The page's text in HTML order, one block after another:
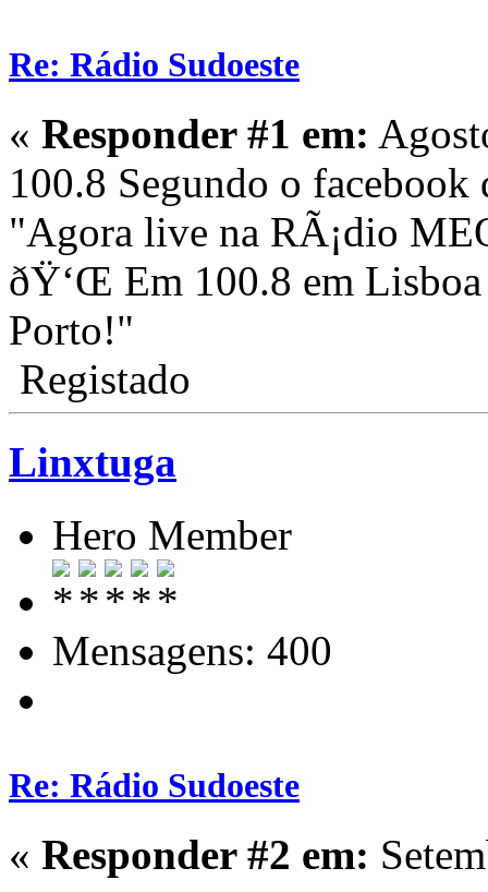
Re: Rádio Sudoeste
« Responder #1 em:
100.8 Segundo o facebook
"Agora live na RÃ¡dio
ðŸ‘Œ Em 100.8 em
Porto!"
Registado
Linxtuga
Hero Member
Mensagens: 400
Re: Rádio Sudoeste
« Responder #2 em: